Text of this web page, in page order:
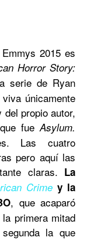
2015 es
Horror Story:
serie de Ryan
únicamente
propio autor,
fue Asylum.
Las cuatro
pero aquí las
claras. La
Crime y la
, que acaparó
primera mitad
la que